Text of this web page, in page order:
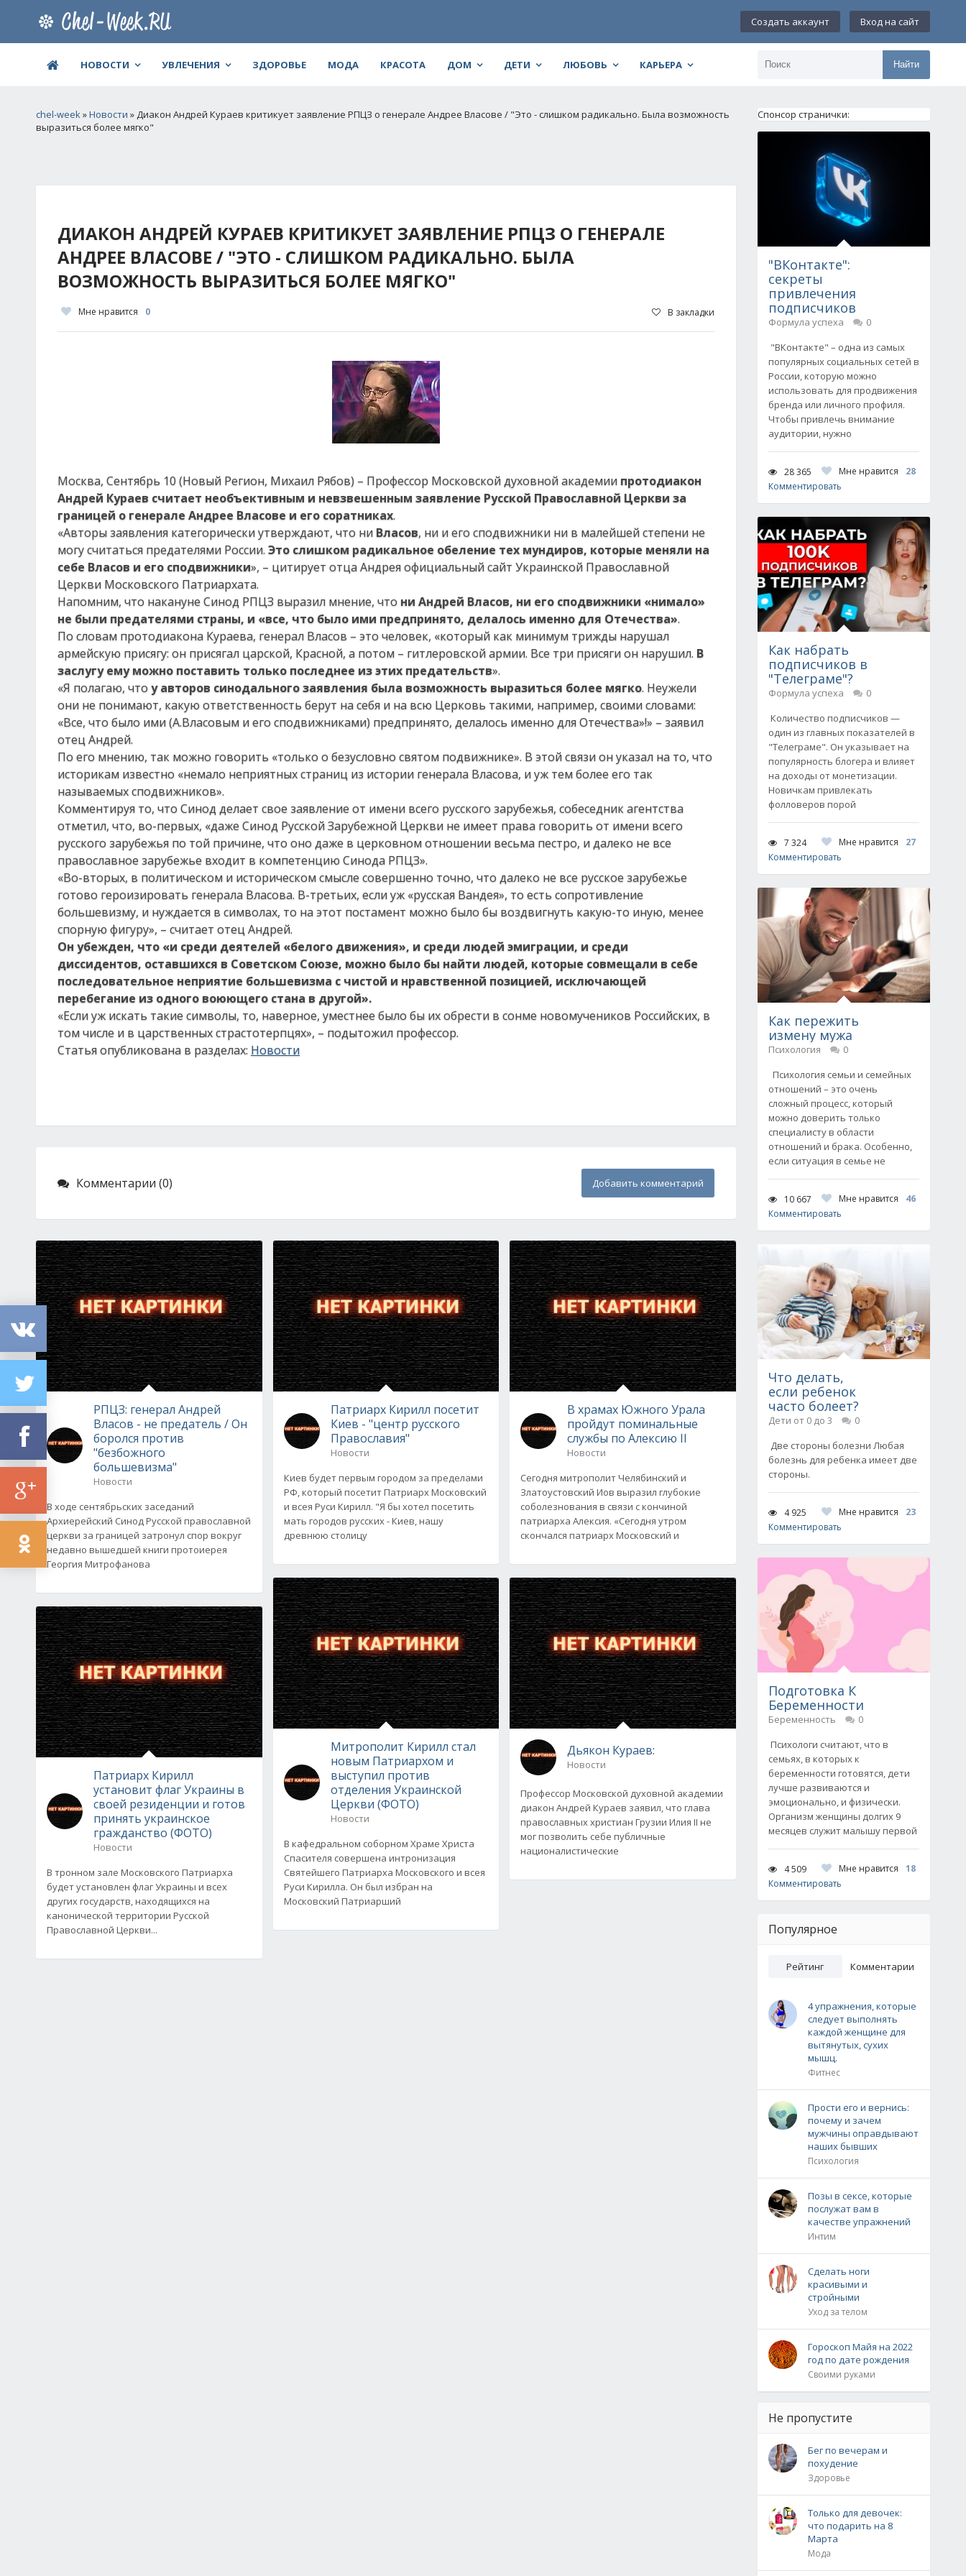
Создать аккаунт Вход на сайт
НОВОСТИ УВЛЕЧЕНИЯ ЗДОРОВЬЕ МОДА КРАСОТА ДОМ ДЕТИ ЛЮБОВЬ КАРЬЕРА Найти
chel-week»Новости » Диакон Андрей Кураев критикует заявление РПЦЗ о генерале Андрее Власове / "Это - слишком радикально. Была возможность
выразиться более мягко"
ДИАКОН АНДРЕЙ КУРАЕВ КРИТИКУЕТ ЗАЯВЛЕНИЕ РПЦЗ О ГЕНЕРАЛЕ
АНДРЕЕ ВЛАСОВЕ / "ЭТО - СЛИШКОМ РАДИКАЛЬНО. БЫЛА
ВОЗМОЖНОСТЬ ВЫРАЗИТЬСЯ БОЛЕЕ МЯГКО"
Мне нравится 0 В закладки
Москва, Сентябрь 10 (Новый Регион, Михаил Рябов) – Профессор Московской духовной академии протодиакон
Андрей Кураев считает необъективным и невзвешенным заявление Русской Православной Церкви за
границей о генерале Андрее Власове и его соратниках.
«Авторы заявления категорически утверждают, что ни Власов, ни и его сподвижники ни в малейшей степени не
могу считаться предателями России. Это слишком радикальное обеление тех мундиров, которые меняли на
себе Власов и его сподвижники», – цитирует отца Андрея официальный сайт Украинской Православной
Церкви Московского Патриархата.
Напомним, что накануне Синод РПЦЗ выразил мнение, что ни Андрей Власов, ни его сподвижники «нимало»
не были предателями страны, и «все, что было ими предпринято, делалось именно для Отечества».
По словам протодиакона Кураева, генерал Власов – это человек, «который как минимум трижды нарушал
армейскую присягу: он присягал царской, Красной, а потом – гитлеровской армии. Все три присяги он нарушил. В
заслугу ему можно поставить только последнее из этих предательств».
«Я полагаю, чтоу авторов синодального заявления была возможность выразиться более мягко. Неужели
они не понимают, какую ответственность берут на себя и на всю Церковь такими, например, своими словами:
«Все, что было ими (А.Власовым и его сподвижниками) предпринято, делалось именно для Отечества»!» – заявил
отец Андрей.
По его мнению, так можно говорить «только о безусловно святом подвижнике». В этой связи он указал на то, что
историкам известно «немало неприятных страниц из истории генерала Власова, и уж тем более его так
называемых сподвижников».
Комментируя то, что Синод делает свое заявление от имени всего русского зарубежья, собеседник агентства
отметил, что, во-первых, «даже Синод Русской Зарубежной Церкви не имеет права говорить от имени всего
русского зарубежья по той причине, что оно даже в церковном отношении весьма пестро, и далеко не все
православное зарубежье входит в компетенцию Синода РПЦЗ».
«Во-вторых, в политическом и историческом смысле совершенно точно, что далеко не все русское зарубежье
готово героизировать генерала Власова. В-третьих, если уж «русская Вандея», то есть сопротивление
большевизму, и нуждается в символах, то на этот постамент можно было бы воздвигнуть какую-то иную, менее
спорную фигуру», – считает отец Андрей.
Он убежден, что «и среди деятелей «белого движения», и среди людей эмиграции, и среди
диссидентов, оставшихся в Советском Союзе, можно было бы найти людей, которые совмещали в себе
последовательное неприятие большевизма с чистой и нравственной позицией, исключающей
перебегание из одного воюющего стана в другой».
«Если уж искать такие символы, то, наверное, уместнее было бы их обрести в сонме новомучеников Российских, в
том числе и в царственных страстотерпцях», – подытожил профессор.
Статья опубликована в разделах: Новости
Комментарии (0) Добавить комментарий
РПЦЗ: генерал Андрей
Власов - не предатель / Он
боролся против
"безбожного
большевизма"
Новости
В ходе сентябрьских заседаний
Архиерейский Синод Русской православной
церкви за границей затронул спор вокруг
недавно вышедшей книги протоиерея
Георгия Митрофанова
Патриарх Кирилл
установит флаг Украины в
своей резиденции и готов
принять украинское
гражданство (ФОТО)
Новости
В тронном зале Московского Патриарха
будет установлен флаг Украины и всех
других государств, находящихся на
канонической территории Русской
Православной Церкви...
Патриарх Кирилл посетит
Киев - "центр русского
Православия"
Новости
Киев будет первым городом за пределами
РФ, который посетит Патриарх Московский
и всея Руси Кирилл. "Я бы хотел посетить
мать городов русских - Киев, нашу
древнюю столицу
Митрополит Кирилл стал
новым Патриархом и
выступил против
отделения Украинской
Церкви (ФОТО)
Новости
В кафедральном соборном Храме Христа
Спасителя совершена интронизация
Святейшего Патриарха Московского и всея
Руси Кирилла. Он был избран на
Московский Патриарший
В храмах Южного Урала
пройдут поминальные
службы по Алексию II
Новости
Сегодня митрополит Челябинский и
Златоустовский Иов выразил глубокие
соболезнования в связи с кончиной
патриарха Алексия. «Сегодня утром
скончался патриарх Московский и
Дьякон Кураев:
Новости
Профессор Московской духовной академии
диакон Андрей Кураев заявил, что глава
православных христиан Грузии Илия II не
мог позволить себе публичные
националистические
Спонсор странички:
"ВКонтакте":
секреты
привлечения
подписчиков
Формула успеха
0
"ВКонтакте" – одна из самых
популярных социальных сетей в
России, которую можно
использовать для продвижения
бренда или личного профиля.
Чтобы привлечь внимание
аудитории, нужно
28 365 Мне нравится
28
Комментировать
Как набрать
подписчиков в
"Телеграме"?
Формула успеха
0
Количество подписчиков —
один из главных показателей в
"Телеграме". Он указывает на
популярность блогера и влияет
на доходы от монетизации.
Новичкам привлекать
фолловеров порой
7 324 Мне нравится
27
Комментировать
Как пережить
измену мужа
Психология
0
Психология семьи и семейных
отношений – это очень
сложный процесс, который
можно доверить только
специалисту в области
отношений и брака. Особенно,
если ситуация в семье не
10 667 Мне нравится
46
Комментировать
Что делать,
если ребенок
часто болеет?
Дети от 0 до 3
0
Две стороны болезни Любая
болезнь для ребенка имеет две
стороны.
4 925 Мне нравится
23
Комментировать
Подготовка К
Беременности
Беременность
0
Психологи считают, что в
семьях, в которых к
беременности готовятся, дети
лучше развиваются и
эмоционально, и физически.
Организм женщины долгих 9
месяцев служит малышу первой
4 509 Мне нравится
18
Комментировать
Популярное
Рейтинг Комментарии
4 упражнения, которые
следует выполнять
каждой женщине для
вытянутых, сухих
мышц.
Фитнес
Прости его и вернись:
почему и зачем
мужчины оправдывают
наших бывших
Психология
Позы в сексе, которые
послужат вам в
качестве упражнений
Интим
Сделать ноги
красивыми и
стройными
Уход за телом
Гороскоп Майя на 2022
год по дате рождения
Своими руками
Не пропустите
Бег по вечерам и
похудение
Здоровье
Только для девочек:
что подарить на 8
Марта
Мода